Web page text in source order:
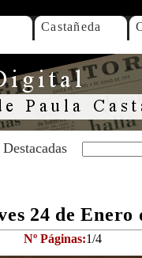
Castañeda
Destacadas
24 de Enero
Nº Páginas:1/4